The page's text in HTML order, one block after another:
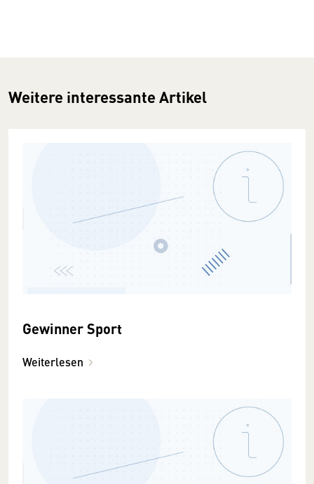
Weitere interessante Artikel
Gewinner Sport
Weiterlesen